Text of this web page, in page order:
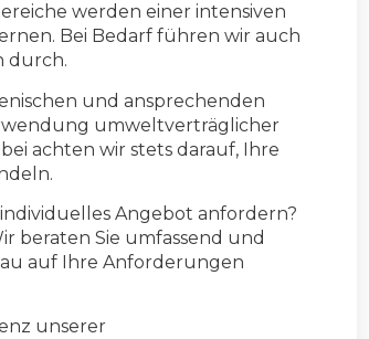
werden einer intensiven
Bei Bedarf führen wir auch
durch.
und ansprechenden
umweltverträglicher
achten wir stets darauf, Ihre
Angebot anfordern?
beraten Sie umfassend und
auf Ihre Anforderungen
unserer